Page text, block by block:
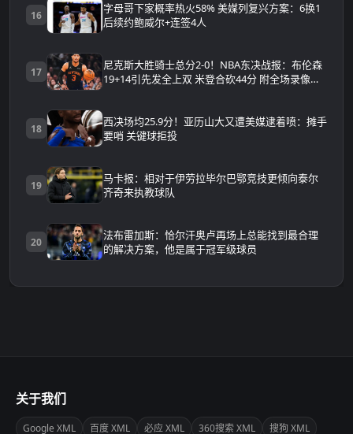
16
字母哥下家概率热火58% 美媒列复兴方案：6换1
后续约鲍威尔+连签4人
17
尼克斯大胜骑士总分2-0！NBA东决战报：布伦森
19+14引先发全上双 米登合砍44分 附全场录像回
18
西决场均25.9分！亚历山大又遭美媒逮着喷：摊手
要哨 关键球拒投
19
马卡报：相对于伊劳拉毕尔巴鄂竞技更倾向泰尔
齐奇来执教球队
20
法布雷加斯：恰尔汗奥卢再场上总能找到最合理
的解决方案，他是属于冠军级球员
关于我们
Google XML 百度 XML 必应 XML 360搜索 XML 搜狗 XML